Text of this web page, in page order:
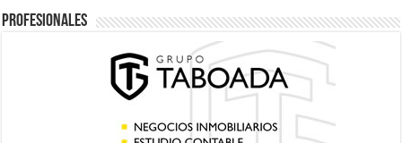
Profesionales